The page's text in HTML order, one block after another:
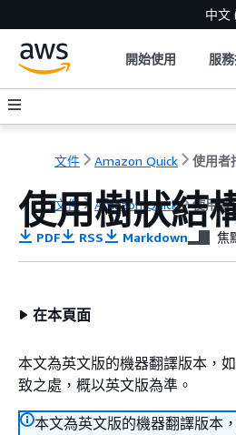
中文
開始使用 服
文件 Amazon Quick 使用者
文件 Amazon Quick 使用者
使用樹狀結
PDF RSS Markdown 焦
在本頁面
本文為英文版的機器翻譯版本，
致之處，概以英文版為準。
本文為英文版的機器翻譯版本